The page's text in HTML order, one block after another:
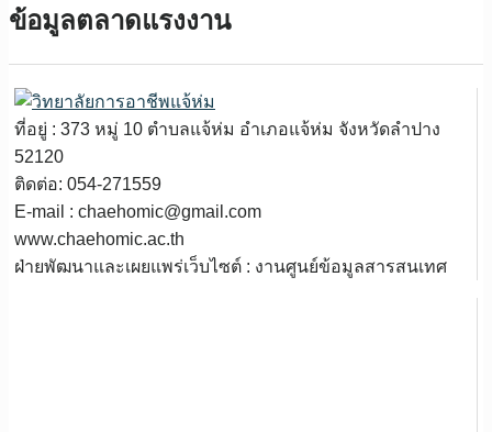
ข้อมูลตลาดแรงงาน
ที่อยู่ : 373 หมู่ 10 ตำบลแจ้ห่ม อำเภอแจ้ห่ม จังหวัดลำปาง
52120
ติดต่อ: 054-271559
E-mail : chaehomic@gmail.com
www.chaehomic.ac.th
ฝ่ายพัฒนาและเผยแพร่เว็บไซต์ : งานศูนย์ข้อมูลสารสนเทศ